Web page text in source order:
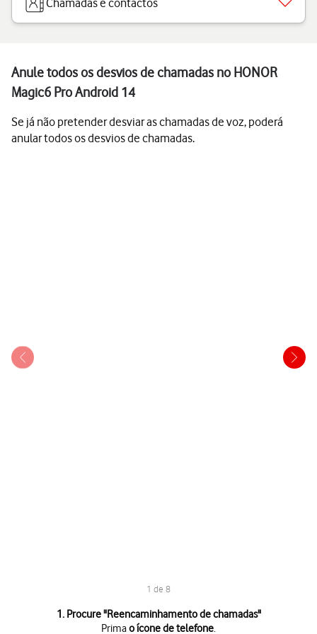
Chamadas e contactos
Anule todos os desvios de chamadas no HONOR
Magic6 Pro Android 14
Se já não pretender desviar as chamadas de voz, poderá
anular todos os desvios de chamadas.
1 de 8
1. Procure "Reencaminhamento de chamadas"
Primao ícone de telefone.